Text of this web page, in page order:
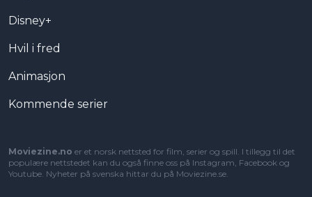
Disney+
Hvil i fred
Animasjon
Kommende serier
Moviezine.no er et norsk nettsted for film, serier og spill. I tillegg til det
populære nettstedet kan du også finne oss på Instagram, Facebook og
Youtube. Nyheter på svenska hittar du på Moviezine.se